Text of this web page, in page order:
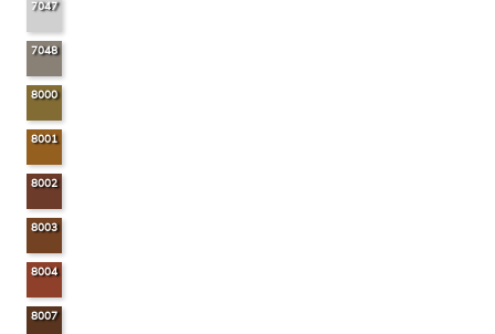
7047
7048
8000
8001
8002
8003
8004
8007